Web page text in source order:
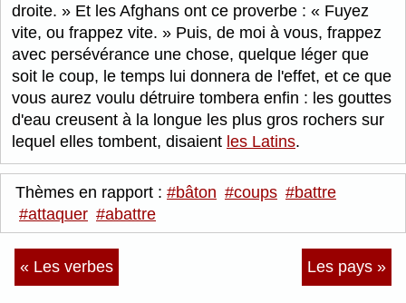
droite.
Et les Afghans ont ce proverbe :
Fuyez
vite, ou frappez vite.
Puis, de moi à vous, frappez
avec persévérance une chose, quelque léger que
soit le coup, le temps lui donnera de l'effet, et ce que
vous aurez voulu détruire tombera enfin : les gouttes
d'eau creusent à la longue les plus gros rochers sur
lequel elles tombent, disaient les Latins.
Thèmes en rapport : #bâton #coups #battre
#attaquer #abattre
« Les verbes Les pays »